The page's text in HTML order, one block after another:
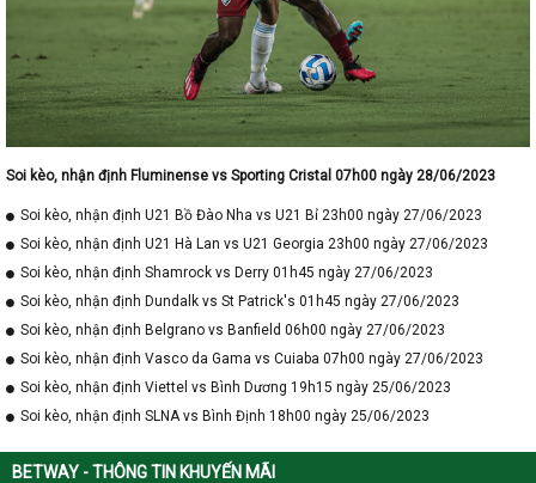
Soi kèo, nhận định Fluminense vs Sporting Cristal 07h00 ngày 28/06/2023
Soi kèo, nhận định U21 Bồ Đào Nha vs U21 Bỉ 23h00 ngày 27/06/2023
Soi kèo, nhận định U21 Hà Lan vs U21 Georgia 23h00 ngày 27/06/2023
Soi kèo, nhận định Shamrock vs Derry 01h45 ngày 27/06/2023
Soi kèo, nhận định Dundalk vs St Patrick's 01h45 ngày 27/06/2023
Soi kèo, nhận định Belgrano vs Banfield 06h00 ngày 27/06/2023
Soi kèo, nhận định Vasco da Gama vs Cuiaba 07h00 ngày 27/06/2023
Soi kèo, nhận định Viettel vs Bình Dương 19h15 ngày 25/06/2023
Soi kèo, nhận định SLNA vs Bình Định 18h00 ngày 25/06/2023
BETWAY - THÔNG TIN KHUYẾN MÃI